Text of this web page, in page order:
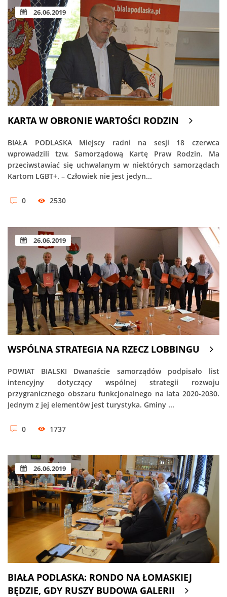
26.06.2019
KARTA W OBRONIE WARTOŚCI RODZIN
BIAŁA PODLASKA Miejscy radni na sesji 18 czerwca
wprowadzili tzw. Samorządową Kartę Praw Rodzin. Ma
przeciwstawiać się uchwalanym w niektórych samorządach
Kartom LGBT+. – Człowiek nie jest jedyn...
0 2530
26.06.2019
WSPÓLNA STRATEGIA NA RZECZ LOBBINGU
POWIAT BIALSKI Dwanaście samorządów podpisało list
intencyjny dotyczący wspólnej strategii rozwoju
przygranicznego obszaru funkcjonalnego na lata 2020-2030.
Jednym z jej elementów jest turystyka. Gminy ...
0 1737
26.06.2019
BIAŁA PODLASKA: RONDO NA ŁOMASKIEJ
BĘDZIE, GDY RUSZY BUDOWA GALERII